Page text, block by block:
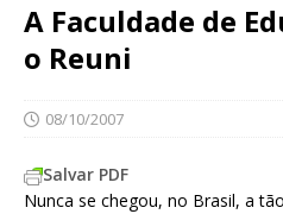
A Faculdade de
o Reuni
08/10/2007
Salvar PDF
Nunca se chegou, no Brasil, a